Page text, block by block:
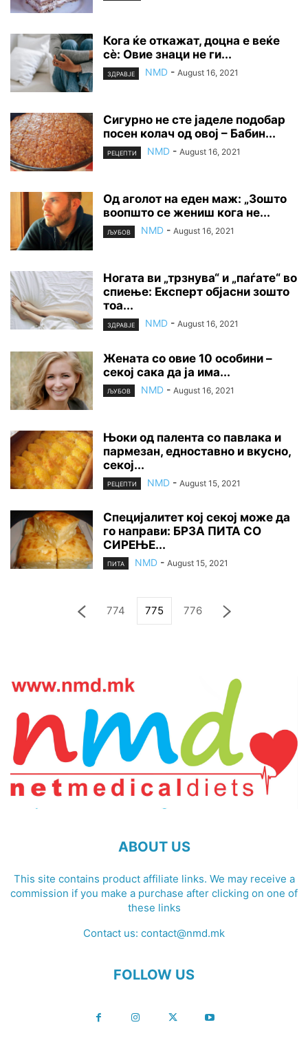
Кога ќе откажат, доцна е веќе
сè: Овие знаци не ги...
ЗДРАВЈЕ NMD - August 16, 2021
Сигурно не сте јаделе подобар
посен колач од овој – Бабин...
РЕЦЕПТИ NMD - August 16, 2021
Од аголот на еден маж: „Зошто
воопшто се жениш кога не...
ЉУБОВ NMD - August 16, 2021
Ногата ви „трзнува“ и „паѓате“ во
спиење: Експерт објасни зошто
тоа...
ЗДРАВЈЕ NMD - August 16, 2021
Жената со овие 10 особини –
секој сака да ја има...
ЉУБОВ NMD - August 16, 2021
Њоки од палента со павлака и
пармезан, едноставно и вкусно,
секој...
РЕЦЕПТИ NMD - August 15, 2021
Специјалитет кој секој може да
го направи: БРЗА ПИТА СО
СИРЕЊЕ...
ПИТА NMD - August 15, 2021
774 775 776
ABOUT US
This site contains product affiliate links. We may receive a
commission if you make a purchase after clicking on one of
these links
Contact us: contact@nmd.mk
FOLLOW US